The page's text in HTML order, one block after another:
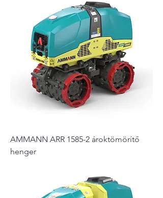
AMMANN ARR 1585-2 ároktömörítő
henger